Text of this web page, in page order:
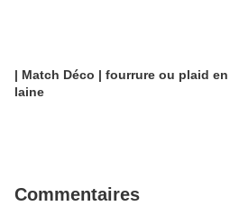
| Match Déco | fourrure ou plaid en
laine
Commentaires